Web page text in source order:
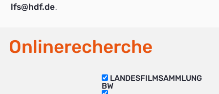
lfs@hdf.de.
Onlinerecherche
LANDESFILMSAMMLUNG
BW